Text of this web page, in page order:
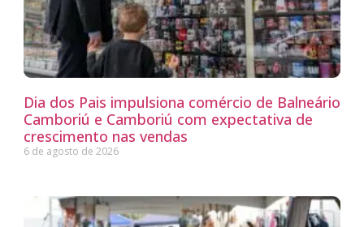
Dia dos Pais impulsiona comércio de Balneário
Camboriú e Camboriú com expectativa de
crescimento nas vendas
6 de agosto de 2026